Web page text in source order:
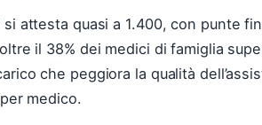
attesta quasi a 1.400, con punte
il 38% dei medici di famiglia
che peggiora la qualità
medico.